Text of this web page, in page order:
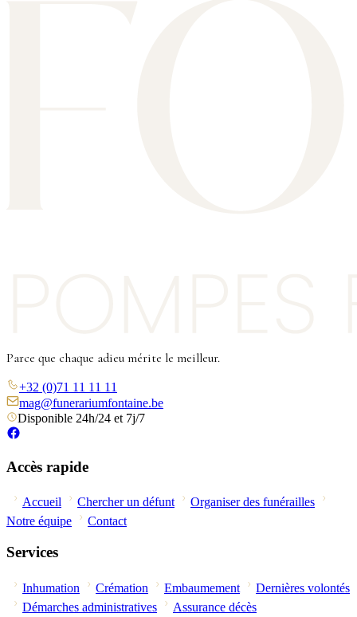
Parce que chaque adieu mérite le meilleur.
+32 (0)71 11 11 11
mag@funerariumfontaine.be
Disponible 24h/24 et 7j/7
Accès rapide
Accueil Chercher un défunt
Organiser des funérailles
Notre équipe
Contact
Services
Inhumation Crémation Embaumement
Dernières volontés
Démarches administratives
Assurance décès